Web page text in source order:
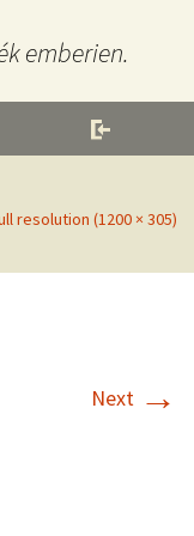
emberien.
resolution (1200 × 305)
Next →